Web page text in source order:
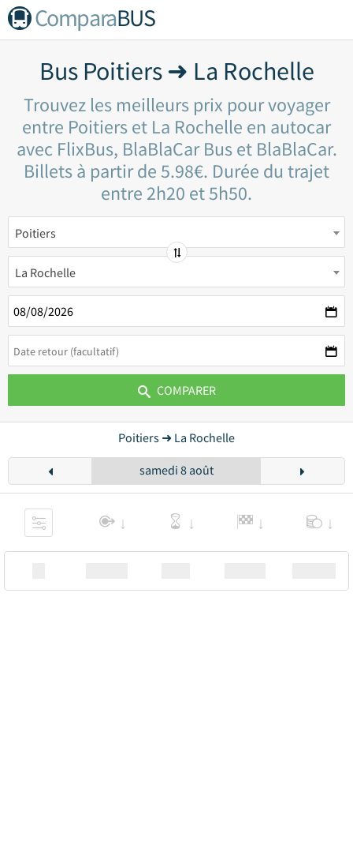
ComparaBUS
Bus Poitiers ➜ La Rochelle
Trouvez les meilleurs prix pour voyager
entre Poitiers et La Rochelle en autocar
avec FlixBus, BlaBlaCar Bus et BlaBlaCar.
Billets à partir de 5.98€. Durée du trajet
entre 2h20 et 5h50.
Poitiers
La Rochelle
COMPARER
Poitiers ➜ La Rochelle
samedi 8 août